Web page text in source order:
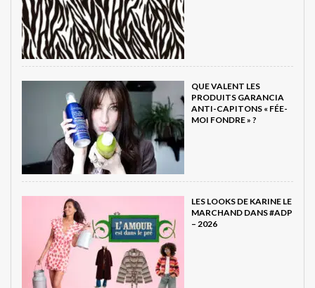
QUE VALENT LES
PRODUITS GARANCIA
ANTI-CAPITONS « FÉE-
MOI FONDRE » ?
LES LOOKS DE KARINE LE
MARCHAND DANS #ADP
– 2026